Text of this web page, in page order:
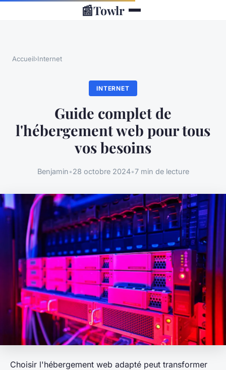
📰Towlr
Accueil›Internet
INTERNET
Guide complet de
l'hébergement web pour tous
vos besoins
Benjamin•28 octobre 2024•7 min de lecture
Choisir l'hébergement web adapté peut transformer